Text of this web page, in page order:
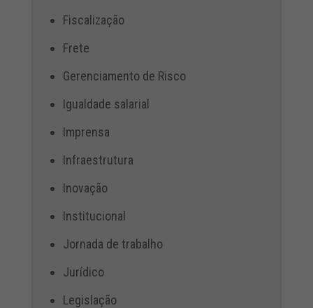
Fiscalização
Frete
Gerenciamento de Risco
Igualdade salarial
Imprensa
Infraestrutura
Inovação
Institucional
Jornada de trabalho
Jurídico
Legislação